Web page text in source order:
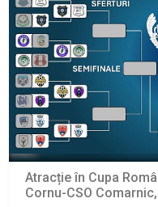
Atracție în Cupa
Cornu-CSO